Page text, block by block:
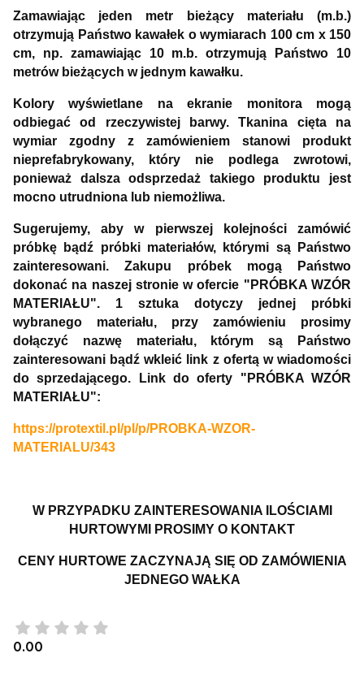
Zamawiając jeden metr bieżący materiału (m.b.)
otrzymują Państwo kawałek o wymiarach 100 cm x 150
cm, np. zamawiając 10 m.b. otrzymują Państwo 10
metrów bieżących w jednym kawałku.
Kolory wyświetlane na ekranie monitora mogą
odbiegać od rzeczywistej barwy. Tkanina cięta na
wymiar zgodny z zamówieniem stanowi produkt
nieprefabrykowany, który nie podlega zwrotowi,
ponieważ dalsza odsprzedaż takiego produktu jest
mocno utrudniona lub niemożliwa.
Sugerujemy, aby w pierwszej kolejności zamówić
próbkę bądź próbki materiałów, którymi są Państwo
zainteresowani. Zakupu próbek mogą Państwo
dokonać na naszej stronie w ofercie "PRÓBKA WZÓR
MATERIAŁU". 1 sztuka dotyczy jednej próbki
wybranego materiału, przy zamówieniu prosimy
dołączyć nazwę materiału, którym są Państwo
zainteresowani bądź wkleić link z ofertą w wiadomości
do sprzedającego. Link do oferty "PRÓBKA WZÓR
MATERIAŁU":
https://protextil.pl/pl/p/PROBKA-WZOR-
MATERIALU/343
W PRZYPADKU ZAINTERESOWANIA ILOŚCIAMI
HURTOWYMI PROSIMY O KONTAKT
CENY HURTOWE ZACZYNAJĄ SIĘ OD ZAMÓWIENIA
JEDNEGO WAŁKA
0.00